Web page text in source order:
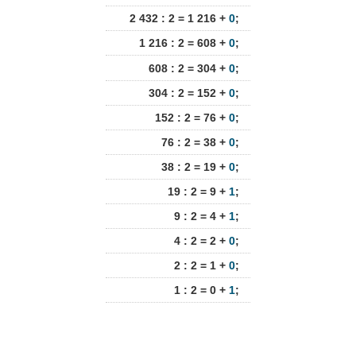
2 432 : 2 = 1 216 + 0;
1 216 : 2 = 608 + 0;
608 : 2 = 304 + 0;
304 : 2 = 152 + 0;
152 : 2 = 76 + 0;
76 : 2 = 38 + 0;
38 : 2 = 19 + 0;
19 : 2 = 9 + 1;
9 : 2 = 4 + 1;
4 : 2 = 2 + 0;
2 : 2 = 1 + 0;
1 : 2 = 0 + 1;